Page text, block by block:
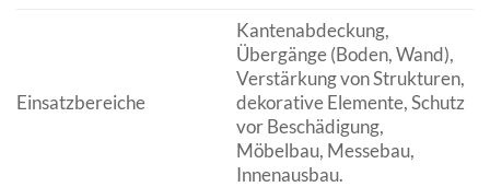
Einsatzbereiche
Kantenabdeckung,
Übergänge (Boden, Wand),
Verstärkung von Strukturen,
dekorative Elemente, Schutz
vor Beschädigung,
Möbelbau, Messebau,
Innenausbau.